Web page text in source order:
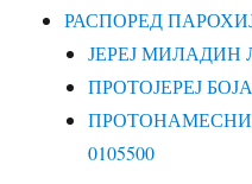
РАСПОРЕД
ЈЕРЕЈ МИЛАДИН
ПРОТОЈЕРЕЈ
0105500